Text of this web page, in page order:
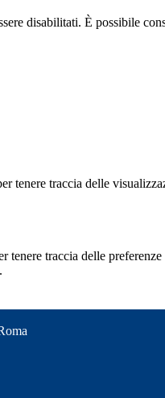
disabilitati. È possibile
tenere traccia delle
tenere traccia delle